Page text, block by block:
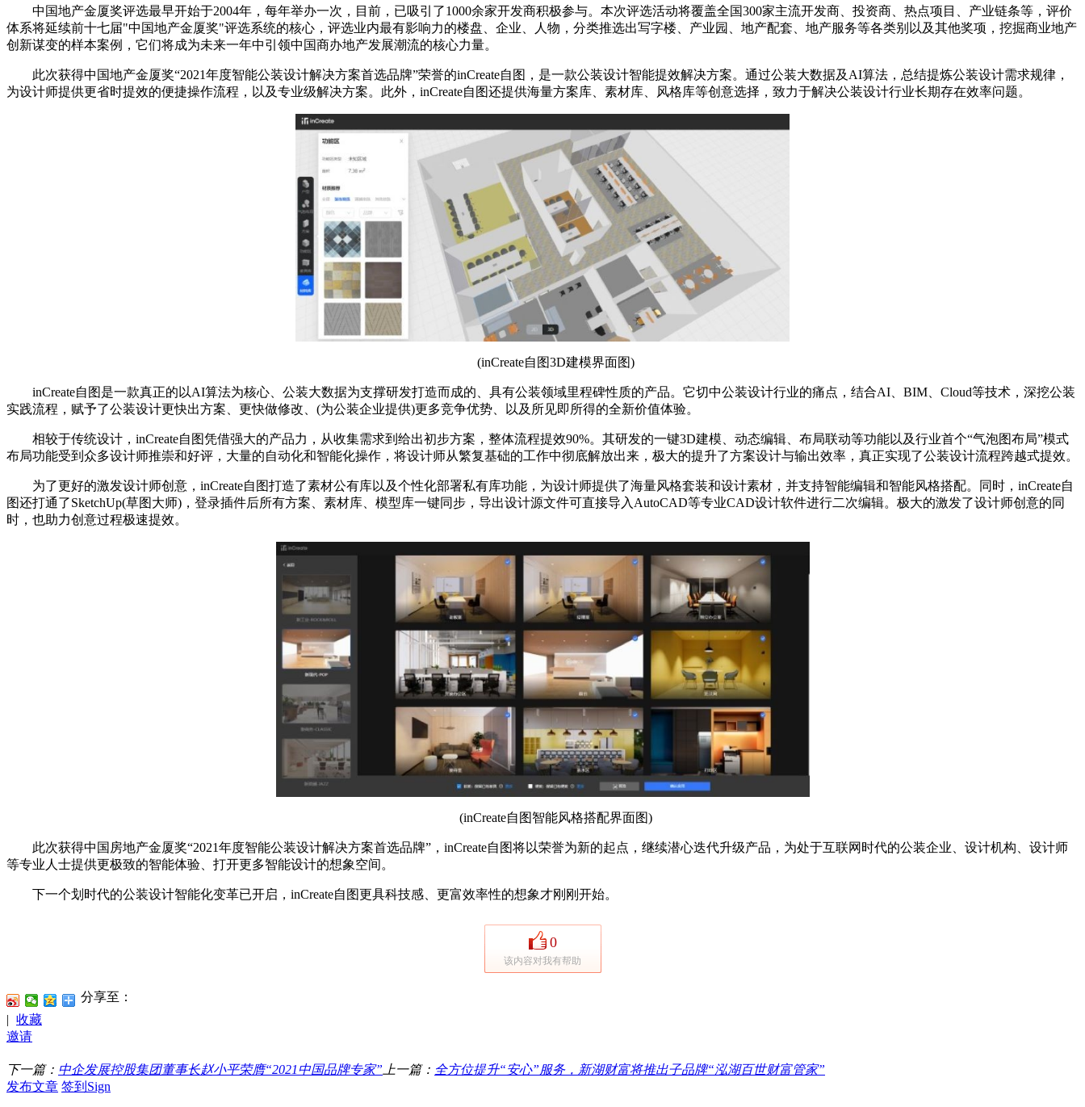
中国地产金厦奖评选最早开始于2004年，每年举办一次，目前，已吸引了1000余家开发商积极参与。本次评选活动将覆盖全国300家主流开发商、投资商、热点项目、产业链条等，评价
体系将延续前十七届"中国地产金厦奖"评选系统的核心，评选业内最有影响力的楼盘、企业、人物，分类推选出写字楼、产业园、地产配套、地产服务等各类别以及其他奖项，挖掘商业地产
创新谋变的样本案例，它们将成为未来一年中引领中国商办地产发展潮流的核心力量。
此次获得中国地产金厦奖“2021年度智能公装设计解决方案首选品牌”荣誉的inCreate自图，是一款公装设计智能提效解决方案。通过公装大数据及AI算法，总结提炼公装设计需求规律，
为设计师提供更省时提效的便捷操作流程，以及专业级解决方案。此外，inCreate自图还提供海量方案库、素材库、风格库等创意选择，致力于解决公装设计行业长期存在效率问题。
(inCreate自图3D建模界面图)
inCreate自图是一款真正的以AI算法为核心、公装大数据为支撑研发打造而成的、具有公装领域里程碑性质的产品。它切中公装设计行业的痛点，结合AI、BIM、Cloud等技术，深挖公装
实践流程，赋予了公装设计更快出方案、更快做修改、(为公装企业提供)更多竞争优势、以及所见即所得的全新价值体验。
相较于传统设计，inCreate自图凭借强大的产品力，从收集需求到给出初步方案，整体流程提效90%。其研发的一键3D建模、动态编辑、布局联动等功能以及行业首个“气泡图布局”模式
布局功能受到众多设计师推崇和好评，大量的自动化和智能化操作，将设计师从繁复基础的工作中彻底解放出来，极大的提升了方案设计与输出效率，真正实现了公装设计流程跨越式提效。
为了更好的激发设计师创意，inCreate自图打造了素材公有库以及个性化部署私有库功能，为设计师提供了海量风格套装和设计素材，并支持智能编辑和智能风格搭配。同时，inCreate自
图还打通了SketchUp(草图大师)，登录插件后所有方案、素材库、模型库一键同步，导出设计源文件可直接导入AutoCAD等专业CAD设计软件进行二次编辑。极大的激发了设计师创意的同
时，也助力创意过程极速提效。
(inCreate自图智能风格搭配界面图)
此次获得中国房地产金厦奖“2021年度智能公装设计解决方案首选品牌”，inCreate自图将以荣誉为新的起点，继续潜心迭代升级产品，为处于互联网时代的公装企业、设计机构、设计师
等专业人士提供更极致的智能体验、打开更多智能设计的想象空间。
下一个划时代的公装设计智能化变革已开启，inCreate自图更具科技感、更富效率性的想象才刚刚开始。
0
该内容对我有帮助
分享至：
| 收藏
邀请
下一篇： 中企发展控股集团董事长赵小平荣膺“2021中国品牌专家” 上一篇： 全方位提升“安心”服务，新湖财富将推出子品牌“泓湖百世财富管家”
发布文章 签到Sign